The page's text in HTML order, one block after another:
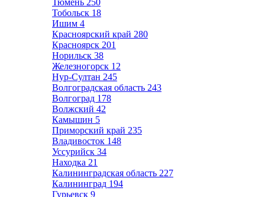
Тюмень 250
Тобольск 18
Ишим 4
Красноярский край 280
Красноярск 201
Норильск 38
Железногорск 12
Нур-Султан 245
Волгоградская область 243
Волгоград 178
Волжский 42
Камышин 5
Приморский край 235
Владивосток 148
Уссурийск 34
Находка 21
Калининградская область 227
Калининград 194
Гурьевск 9